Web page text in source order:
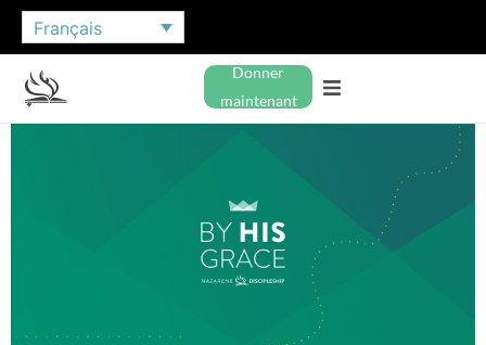
Français
Donner
maintenant